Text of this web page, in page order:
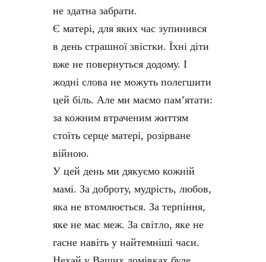
не здатна забрати.
Є матері, для яких час зупинився
в день страшної звістки. Їхні діти
вже не повернуться додому. І
жодні слова не можуть полегшити
цей біль. Але ми маємо пам’ятати:
за кожним втраченим життям
стоїть серце матері, розірване
війною.
У цей день ми дякуємо кожній
мамі. За доброту, мудрість, любов,
яка не втомлюється. За терпіння,
яке не має меж. За світло, яке не
гасне навіть у найтемніші часи.